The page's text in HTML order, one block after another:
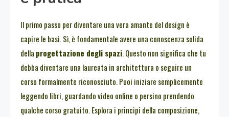
Il primo passo per diventare una vera amante del design è
capire le basi. Sì, è fondamentale avere una conoscenza solida
della progettazione degli spazi. Questo non significa che tu
debba diventare una laureata in architettura o seguire un
corso formalmente riconosciuto. Puoi iniziare semplicemente
leggendo libri, guardando video online o persino prendendo
qualche corso gratuito. Esplora i principi della composizione,